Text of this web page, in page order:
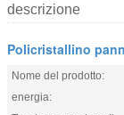
descrizione
Policristallino
Nome del prodotto:
energia: